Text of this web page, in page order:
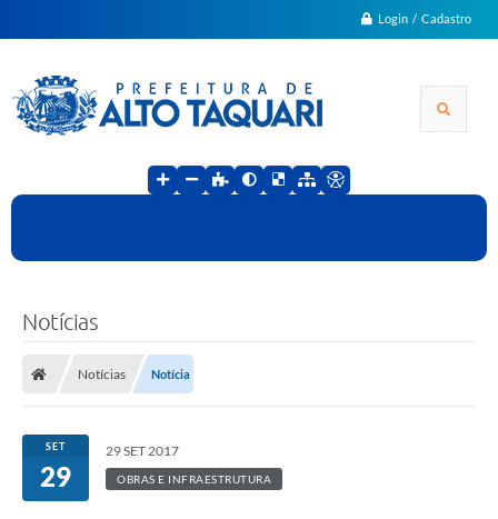
Login / Cadastro
Notícias
Notícias Notícia
SET
29
29 SET 2017
OBRAS E INFRAESTRUTURA